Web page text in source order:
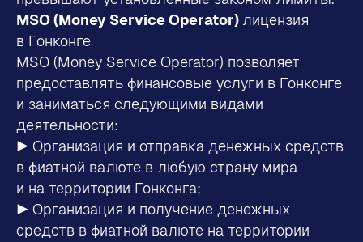
MSO (Money Service Operator) лицензия
в Гонконге
MSO (Money Service Operator) позволяет
предоставлять финансовые услуги в Гонконге
и заниматься следующими видами
деятельности:
▶ Организация и отправка денежных средств
в фиатной валюте в любую страну мира
и на территории Гонконга;
▶ Организация и получение денежных
средств в фиатной валюте на территории